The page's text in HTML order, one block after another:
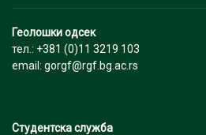
Геолошки одсек
тел.: +381 (0)11 3219 103
email: gorgf@rgf.bg.ac.rs
Студентска служба